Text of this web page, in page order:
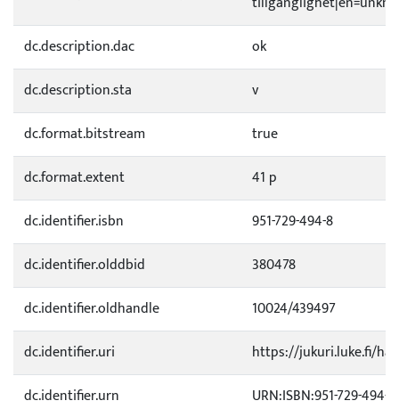
dc.description.dac
ok
dc.description.sta
v
dc.format.bitstream
true
dc.format.extent
41 p
dc.identifier.isbn
951-729-494-8
dc.identifier.olddbid
380478
dc.identifier.oldhandle
10024/439497
dc.identifier.uri
https://jukuri.luke.fi/
dc.identifier.urn
URN:ISBN:951-729-494-8